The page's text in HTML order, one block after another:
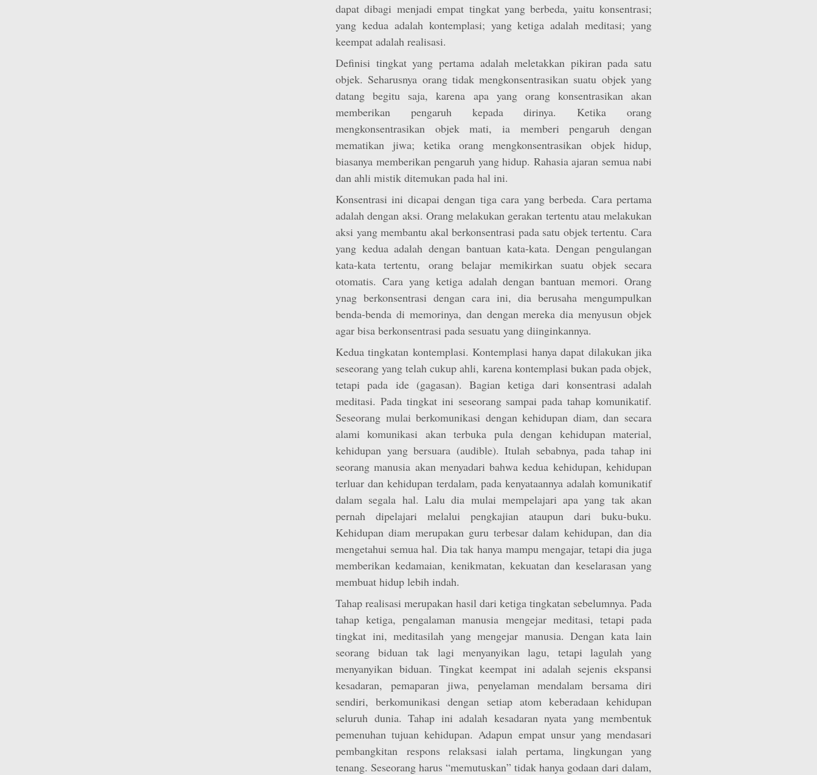
dapat dibagi menjadi empat tingkat yang berbeda, yaitu konsentrasi;
yang kedua adalah kontemplasi; yang ketiga adalah meditasi; yang
keempat adalah realisasi.
Definisi tingkat yang pertama adalah meletakkan pikiran pada satu
objek. Seharusnya orang tidak mengkonsentrasikan suatu objek yang
datang begitu saja, karena apa yang orang konsentrasikan akan
memberikan pengaruh kepada dirinya. Ketika orang
mengkonsentrasikan objek mati, ia memberi pengaruh dengan
mematikan jiwa; ketika orang mengkonsentrasikan objek hidup,
biasanya memberikan pengaruh yang hidup. Rahasia ajaran semua nabi
dan ahli mistik ditemukan pada hal ini.
Konsentrasi ini dicapai dengan tiga cara yang berbeda. Cara pertama
adalah dengan aksi. Orang melakukan gerakan tertentu atau melakukan
aksi yang membantu akal berkonsentrasi pada satu objek tertentu. Cara
yang kedua adalah dengan bantuan kata-kata. Dengan pengulangan
kata-kata tertentu, orang belajar memikirkan suatu objek secara
otomatis. Cara yang ketiga adalah dengan bantuan memori. Orang
ynag berkonsentrasi dengan cara ini, dia berusaha mengumpulkan
benda-benda di memorinya, dan dengan mereka dia menyusun objek
agar bisa berkonsentrasi pada sesuatu yang diinginkannya.
Kedua tingkatan kontemplasi. Kontemplasi hanya dapat dilakukan jika
seseorang yang telah cukup ahli, karena kontemplasi bukan pada objek,
tetapi pada ide (gagasan). Bagian ketiga dari konsentrasi adalah
meditasi. Pada tingkat ini seseorang sampai pada tahap komunikatif.
Seseorang mulai berkomunikasi dengan kehidupan diam, dan secara
alami komunikasi akan terbuka pula dengan kehidupan material,
kehidupan yang bersuara (audible). Itulah sebabnya, pada tahap ini
seorang manusia akan menyadari bahwa kedua kehidupan, kehidupan
terluar dan kehidupan terdalam, pada kenyataannya adalah komunikatif
dalam segala hal. Lalu dia mulai mempelajari apa yang tak akan
pernah dipelajari melalui pengkajian ataupun dari buku-buku.
Kehidupan diam merupakan guru terbesar dalam kehidupan, dan dia
mengetahui semua hal. Dia tak hanya mampu mengajar, tetapi dia juga
memberikan kedamaian, kenikmatan, kekuatan dan keselarasan yang
membuat hidup lebih indah.
Tahap realisasi merupakan hasil dari ketiga tingkatan sebelumnya. Pada
tahap ketiga, pengalaman manusia mengejar meditasi, tetapi pada
tingkat ini, meditasilah yang mengejar manusia. Dengan kata lain
seorang biduan tak lagi menyanyikan lagu, tetapi lagulah yang
menyanyikan biduan. Tingkat keempat ini adalah sejenis ekspansi
kesadaran, pemaparan jiwa, penyelaman mendalam bersama diri
sendiri, berkomunikasi dengan setiap atom keberadaan kehidupan
seluruh dunia. Tahap ini adalah kesadaran nyata yang membentuk
pemenuhan tujuan kehidupan. Adapun empat unsur yang mendasari
pembangkitan respons relaksasi ialah pertama, lingkungan yang
tenang. Seseorang harus “memutuskan” tidak hanya godaan dari dalam,